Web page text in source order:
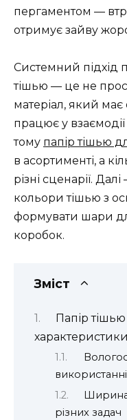
пергаментом —
отримує зайву
Системний підхід
тішью — це не
матеріал, який має
працює у
тому папір тішью
в асортименті, а
різні сценарії.
кольори тішью з
формувати шари
коробок.
Зміст
Папір тішью
характеристики
використанні
Ширина
різних задач